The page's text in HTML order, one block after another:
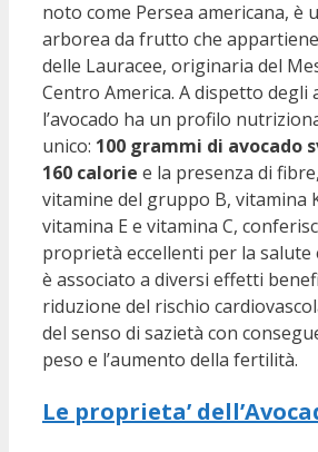
noto come Persea americana, è
arborea da frutto che
delle Lauracee, originaria del
Centro America. A dispetto
l’avocado ha un profilo
unico: 100 grammi di avocado
160 calorie e la presenza di
vitamine del gruppo B, vitamina
vitamina E e vitamina C,
proprietà eccellenti per la salute
è associato a diversi effetti
riduzione del rischio
del senso di sazietà con
peso e l’aumento della fertilità.
Le proprieta’